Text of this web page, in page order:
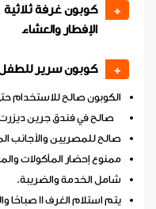
+
كوبون غرفة
الإفطار والعشاء
+ كوبون سرير للطفل
الكوبون صالح للاستخدام حتى 31 أغسطس
صالح في فندق جرين
صالح للمصريين والأجانب
ممنوع إحضار المأكولات
شامل الخدمة والضريبة.